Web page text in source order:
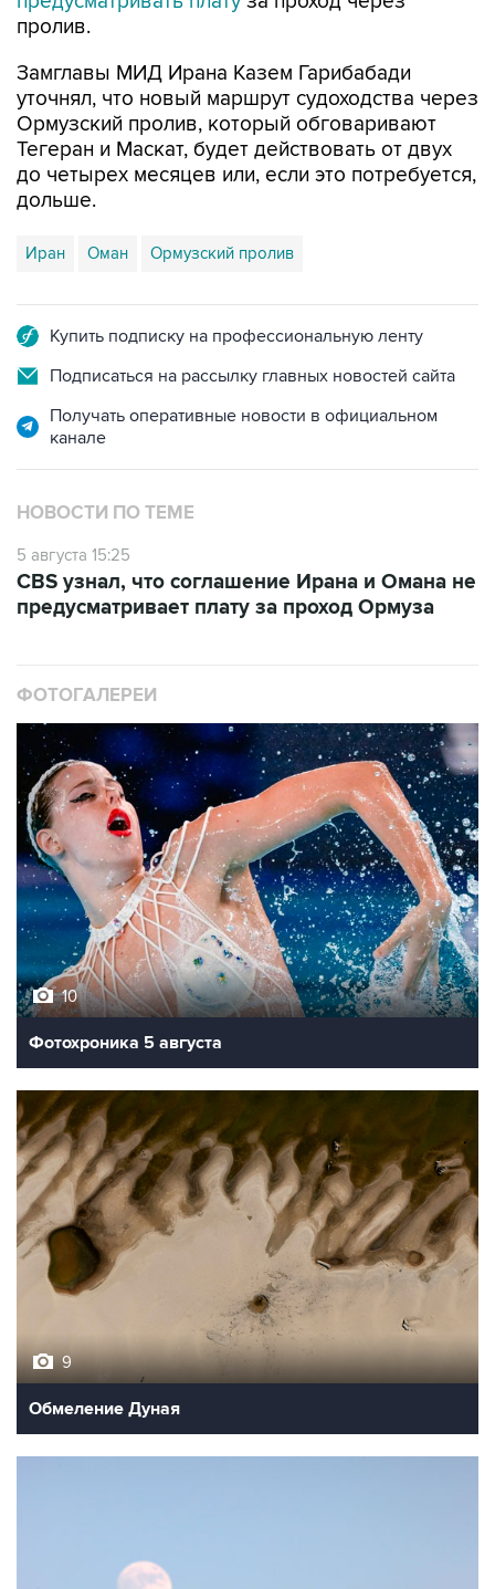
пролив.
Замглавы МИД Ирана Казем Гарибабади
уточнял, что новый маршрут судоходства через
Ормузский пролив, который обговаривают
Тегеран и Маскат, будет действовать от двух
до четырех месяцев или, если это потребуется,
дольше.
Иран Оман Ормузский пролив
Купить подписку на профессиональную ленту
Подписаться на рассылку главных новостей сайта
Получать оперативные новости в официальном
канале
НОВОСТИ ПО ТЕМЕ
5 августа 15:25
CBS узнал, что соглашение Ирана и Омана не
предусматривает плату за проход Ормуза
ФОТОГАЛЕРЕИ
10
Фотохроника 5 августа
9
Обмеление Дуная